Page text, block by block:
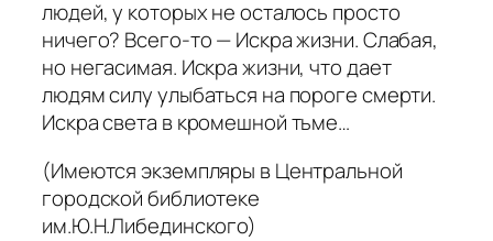
людей, у которых не осталось просто
ничего? Всего-то — Искра жизни. Слабая,
но негасимая. Искра жизни, что дает
людям силу улыбаться на пороге смерти.
Искра света в кромешной тьме…
(Имеются экземпляры в Центральной
городской библиотеке
им.Ю.Н.Либединского)